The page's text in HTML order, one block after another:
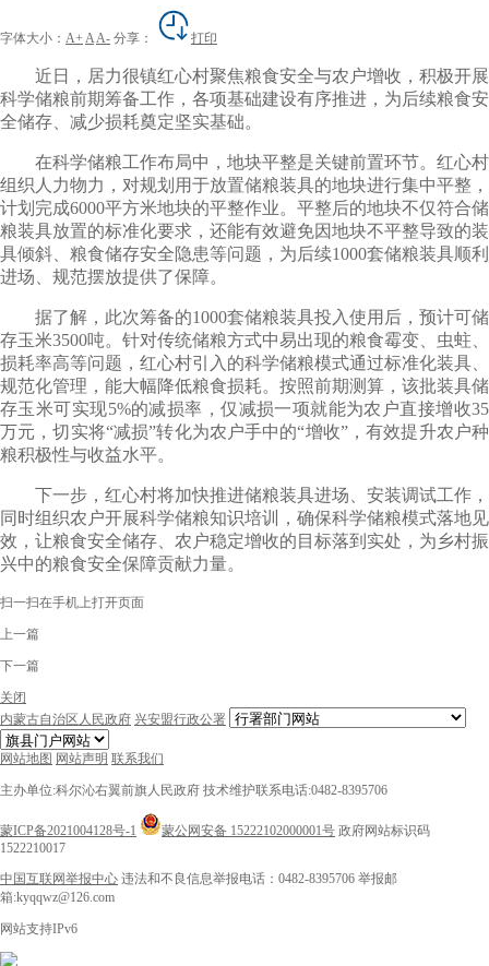
字体大小： A+ AA- 分享： 打印
近日，居力很镇红心村聚焦粮食安全与农户增收，积极开展
科学储粮前期筹备工作，各项基础建设有序推进，为后续粮食安
全储存、减少损耗奠定坚实基础。
在科学储粮工作布局中，地块平整是关键前置环节。红心村
组织人力物力，对规划用于放置储粮装具的地块进行集中平整，
计划完成6000平方米地块的平整作业。平整后的地块不仅符合储
粮装具放置的标准化要求，还能有效避免因地块不平整导致的装
具倾斜、粮食储存安全隐患等问题，为后续1000套储粮装具顺利
进场、规范摆放提供了保障。
据了解，此次筹备的1000套储粮装具投入使用后，预计可储
存玉米3500吨。针对传统储粮方式中易出现的粮食霉变、虫蛀、
损耗率高等问题，红心村引入的科学储粮模式通过标准化装具、
规范化管理，能大幅降低粮食损耗。按照前期测算，该批装具储
存玉米可实现5%的减损率，仅减损一项就能为农户直接增收35
万元，切实将“减损”转化为农户手中的“增收”，有效提升农户种
粮积极性与收益水平。
下一步，红心村将加快推进储粮装具进场、安装调试工作，
同时组织农户开展科学储粮知识培训，确保科学储粮模式落地见
效，让粮食安全储存、农户稳定增收的目标落到实处，为乡村振
兴中的粮食安全保障贡献力量。
扫一扫在手机上打开页面
上一篇
下一篇
关闭
内蒙古自治区人民政府 兴安盟行政公署
网站地图 网站声明 联系我们
主办单位:科尔沁右翼前旗人民政府 技术维护联系电话:0482-8395706
蒙ICP备2021004128号-1 蒙公网安备 15222102000001号 政府网站标识码
1522210017
中国互联网举报中心 违法和不良信息举报电话：0482-8395706 举报邮
箱:kyqqwz@126.com
网站支持IPv6